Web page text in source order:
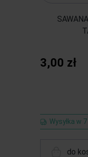
3,00 zł
Wysyłka w
do